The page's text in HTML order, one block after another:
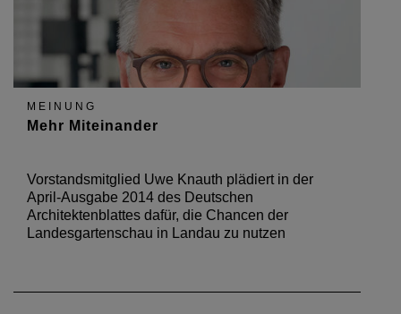
MEINUNG
Mehr Miteinander
Vorstandsmitglied Uwe Knauth plädiert in der
April-Ausgabe 2014 des Deutschen
Architektenblattes dafür, die Chancen der
Landesgartenschau in Landau zu nutzen